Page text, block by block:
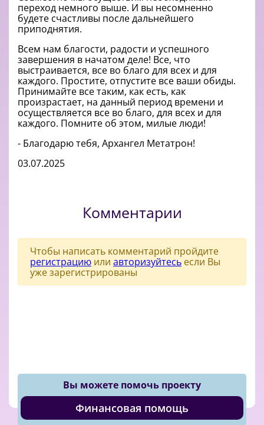
переход немного выше. И вы несомненно
будете счастливы после дальнейшего
приподнятия.
Всем нам благости, радости и успешного
завершения в начатом деле! Все, что
выстраивается, все во благо для всех и для
каждого. Простите, отпустите все ваши обиды.
Принимайте все таким, как есть, как
произрастает, на данный период времени и
осуществляется все во благо, для всех и для
каждого. Помните об этом, милые люди!
- Благодарю тебя, Архангел Метатрон!
03.07.2025
Комментарии
Чтобы написать комментарий пройдите
регистрацию или авторизуйтесь если Вы
уже зарегистрированы
Вы можете помочь проекту
Финансовая помощь